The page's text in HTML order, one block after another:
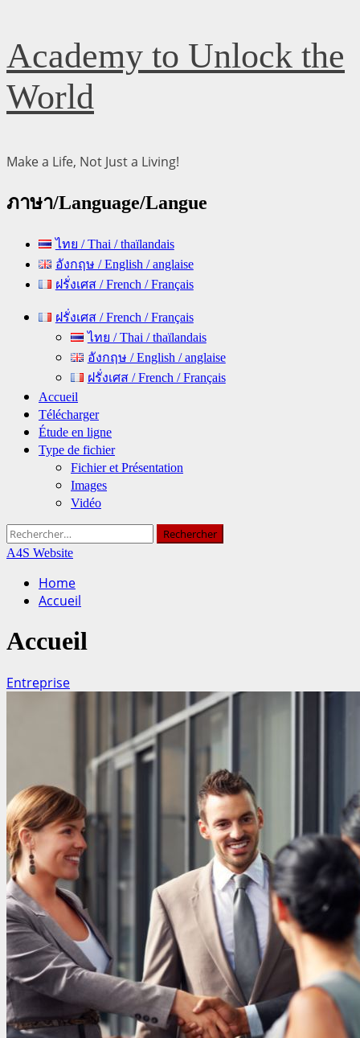
Skip
to
content
Academy to Unlock the
World
Make a Life, Not Just a Living!
ภาษา/Language/Langue
ไทย / Thai / thaïlandais
อังกฤษ / English / anglaise
ฝรั่งเศส / French / Français
Primary ฝรั่งเศส / French / Français
ไทย / Thai / thaïlandais
อังกฤษ / English / anglaise
ฝรั่งเศส / French / Français
Accueil
Télécharger
Étude en ligne
Type de fichier
Fichier et Présentation
Images
Vidéo
Rechercher :
A4S Website
Home
Accueil
Accueil
Entreprise